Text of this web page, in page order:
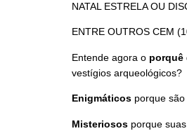
NATAL ESTRELA OU
ENTRE OUTROS CEM
Entende agora o porquê
vestígios arqueológicos?
Enigmáticos porque
Misteriosos porque